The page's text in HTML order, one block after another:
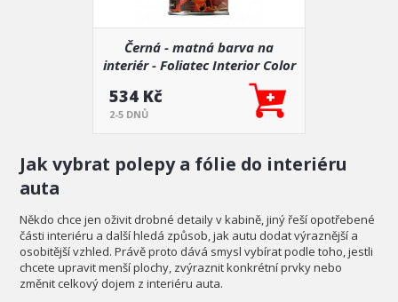
Černá - matná barva na
interiér - Foliatec Interior Color
534 Kč
2-5 DNŮ
Jak vybrat polepy a fólie do interiéru
auta
Někdo chce jen oživit drobné detaily v kabině, jiný řeší opotřebené
části interiéru a další hledá způsob, jak autu dodat výraznější a
osobitější vzhled. Právě proto dává smysl vybírat podle toho, jestli
chcete upravit menší plochy, zvýraznit konkrétní prvky nebo
změnit celkový dojem z interiéru auta.